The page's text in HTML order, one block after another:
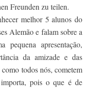
Freunden zu teilen.
melhor 5 alunos do
Alemão e falam sobre a
apresentação,
da amizade e das
todos nós, cometem
pois o que é de